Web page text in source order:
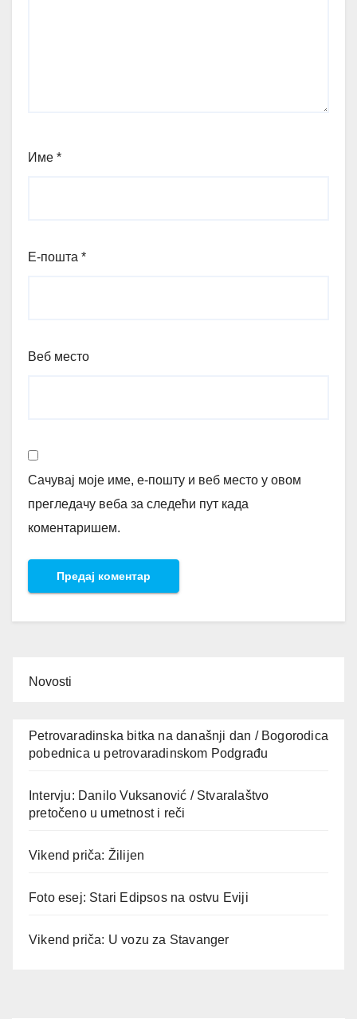
Име *
Е-пошта *
Веб место
Сачувај моје име, е-пошту и веб место у овом
прегледачу веба за следећи пут када
коментаришем.
Novosti
Petrovaradinska bitka na današnji dan / Bogorodica
pobednica u petrovaradinskom Podgrađu
Intervju: Danilo Vuksanović / Stvaralaštvo
pretočeno u umetnost i reči
Vikend priča: Žilijen
Foto esej: Stari Edipsos na ostvu Eviji
Vikend priča: U vozu za Stavanger